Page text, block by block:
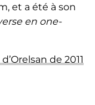
et a été à son
en one-
de 2011